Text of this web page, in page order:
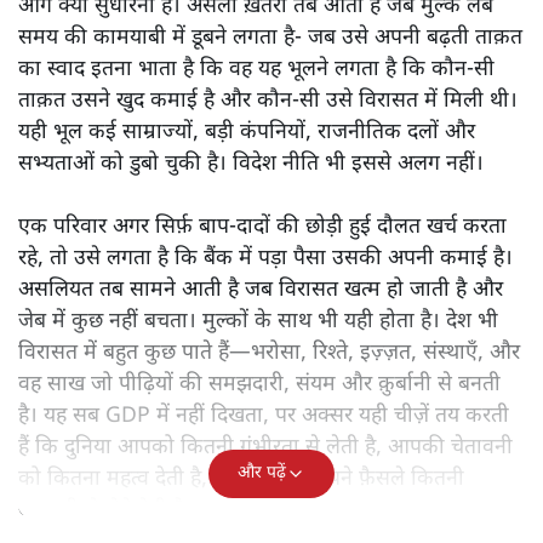
झा का यह लेख।
किसी भी मुल्क के लिएसबसे ख़तरनाक वक़्त वह नहीं होता जब
फसल पर अचानक ओले पड़ जाएँ। हार इंसान और समाज दोनों को
सोचने पर मजबूर करती है। वह बताती है कि कहाँ चूक हुई और
आगे क्या सुधारना है। असली ख़तरा तब आता है जब मुल्क लंबे
समय की कामयाबी में डूबने लगता है- जब उसे अपनी बढ़ती ताक़त
का स्वाद इतना भाता है कि वह यह भूलने लगता है कि कौन‑सी
ताक़त उसने खुद कमाई है और कौन‑सी उसे विरासत में मिली थी।
यही भूल कई साम्राज्यों, बड़ी कंपनियों, राजनीतिक दलों और
सभ्यताओं को डुबो चुकी है। विदेश नीति भी इससे अलग नहीं।
एक परिवार अगर सिर्फ़ बाप‑दादों की छोड़ी हुई दौलत खर्च करता